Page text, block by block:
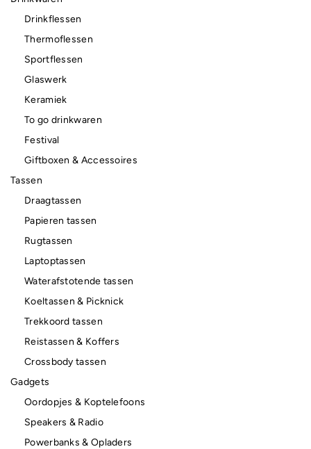
Drinkflessen
Thermoflessen
Sportflessen
Glaswerk
Keramiek
To go drinkwaren
Festival
Giftboxen & Accessoires
Tassen
Draagtassen
Papieren tassen
Rugtassen
Laptoptassen
Waterafstotende tassen
Koeltassen & Picknick
Trekkoord tassen
Reistassen & Koffers
Crossbody tassen
Gadgets
Oordopjes & Koptelefoons
Speakers & Radio
Powerbanks & Opladers